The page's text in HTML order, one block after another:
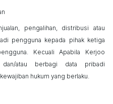
pengalihan, distribusi atau
pengguna kepada pihak ketiga
Kecuali Apabila Kerjoo
dan/atau berbagi data pribadi
hukum yang berlaku.